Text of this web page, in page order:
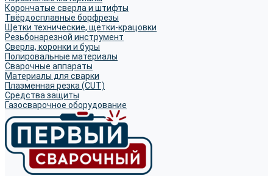
Корончатые сверла и штифты
Твёрдосплавные борфрезы
Щетки технические, щетки-крацовки
Резьбонарезной инструмент
Сверла, коронки и буры
Полировальные материалы
Сварочные аппараты
Материалы для сварки
Плазменная резка (CUT)
Средства защиты
Газосварочное оборудование